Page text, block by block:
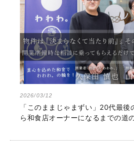
2026/03/12
「このままじゃまずい」20代最
ら和食店オーナーになるまでの道